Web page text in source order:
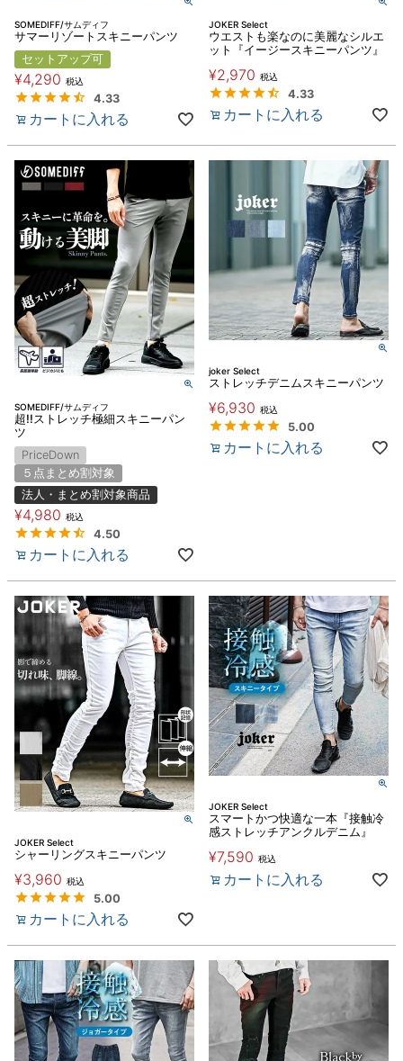
SOMEDIFF/サムディフ
サマーリゾートスキニーパンツ
セットアップ可
¥4,290 税込
4.33
カートに入れる
JOKER Select
ウエストも楽なのに美麗なシルエ
ット『イージースキニーパンツ』
¥2,970 税込
4.33
カートに入れる
SOMEDIFF/サムディフ
超!!ストレッチ極細スキニーパン
ツ
PriceDown
５点まとめ割対象
法人・まとめ割対象商品
¥4,980 税込
4.50
カートに入れる
joker Select
ストレッチデニムスキニーパンツ
¥6,930 税込
5.00
カートに入れる
JOKER Select
シャーリングスキニーパンツ
¥3,960 税込
5.00
カートに入れる
JOKER Select
スマートかつ快適な一本『接触冷
感ストレッチアンクルデニム』
¥7,590 税込
カートに入れる